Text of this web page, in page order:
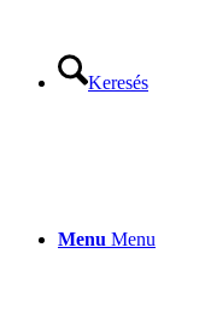
Keresés
Menu Menu